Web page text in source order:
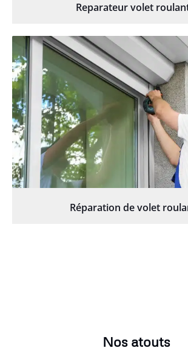
Reparateur volet
Réparation de volet
Nos atouts